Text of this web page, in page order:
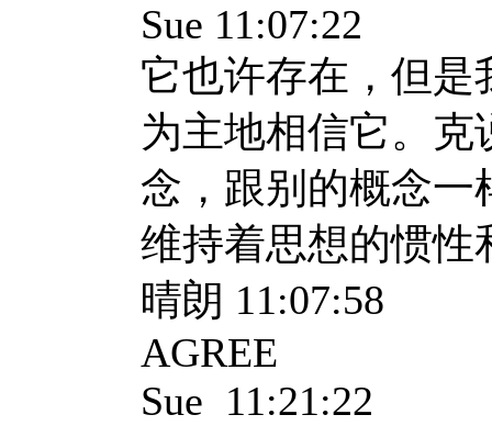
Sue 11:07:22
它也许存在，但是
为主地相信它。
念，跟别的概念一
维持着思想的惯
晴朗 11:07:58
AGREE
Sue 11:21:22